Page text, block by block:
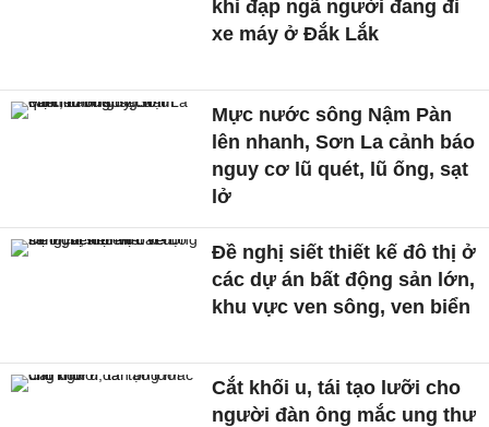
khi đạp ngã người đang đi
xe máy ở Đắk Lắk
Mực nước sông Nậm Pàn
lên nhanh, Sơn La cảnh báo
nguy cơ lũ quét, lũ ống, sạt
lở
Đề nghị siết thiết kế đô thị ở
các dự án bất động sản lớn,
khu vực ven sông, ven biển
Cắt khối u, tái tạo lưỡi cho
người đàn ông mắc ung thư